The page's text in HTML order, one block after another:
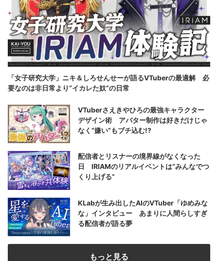
「女子研究大学」ニキ＆しろせんせーが語るVTuberの最適解 必
要なのは非日常より“イカレた奴”の日常
VTuberさえきやひろの最強キャラクター
デザイン術 アバター制作は好きだけじゃ
なく“嫌い”もブチ込む!?
配信者とリスナーの境界線がなくなった
日 IRIAMのリアルイベントは“みんなでつ
くり上げる”
KLabが生み出したAIのVTuber「ゆめみな
な」インタビュー あまりに人間らしすぎ
る配信者が語る夢
もっと見る